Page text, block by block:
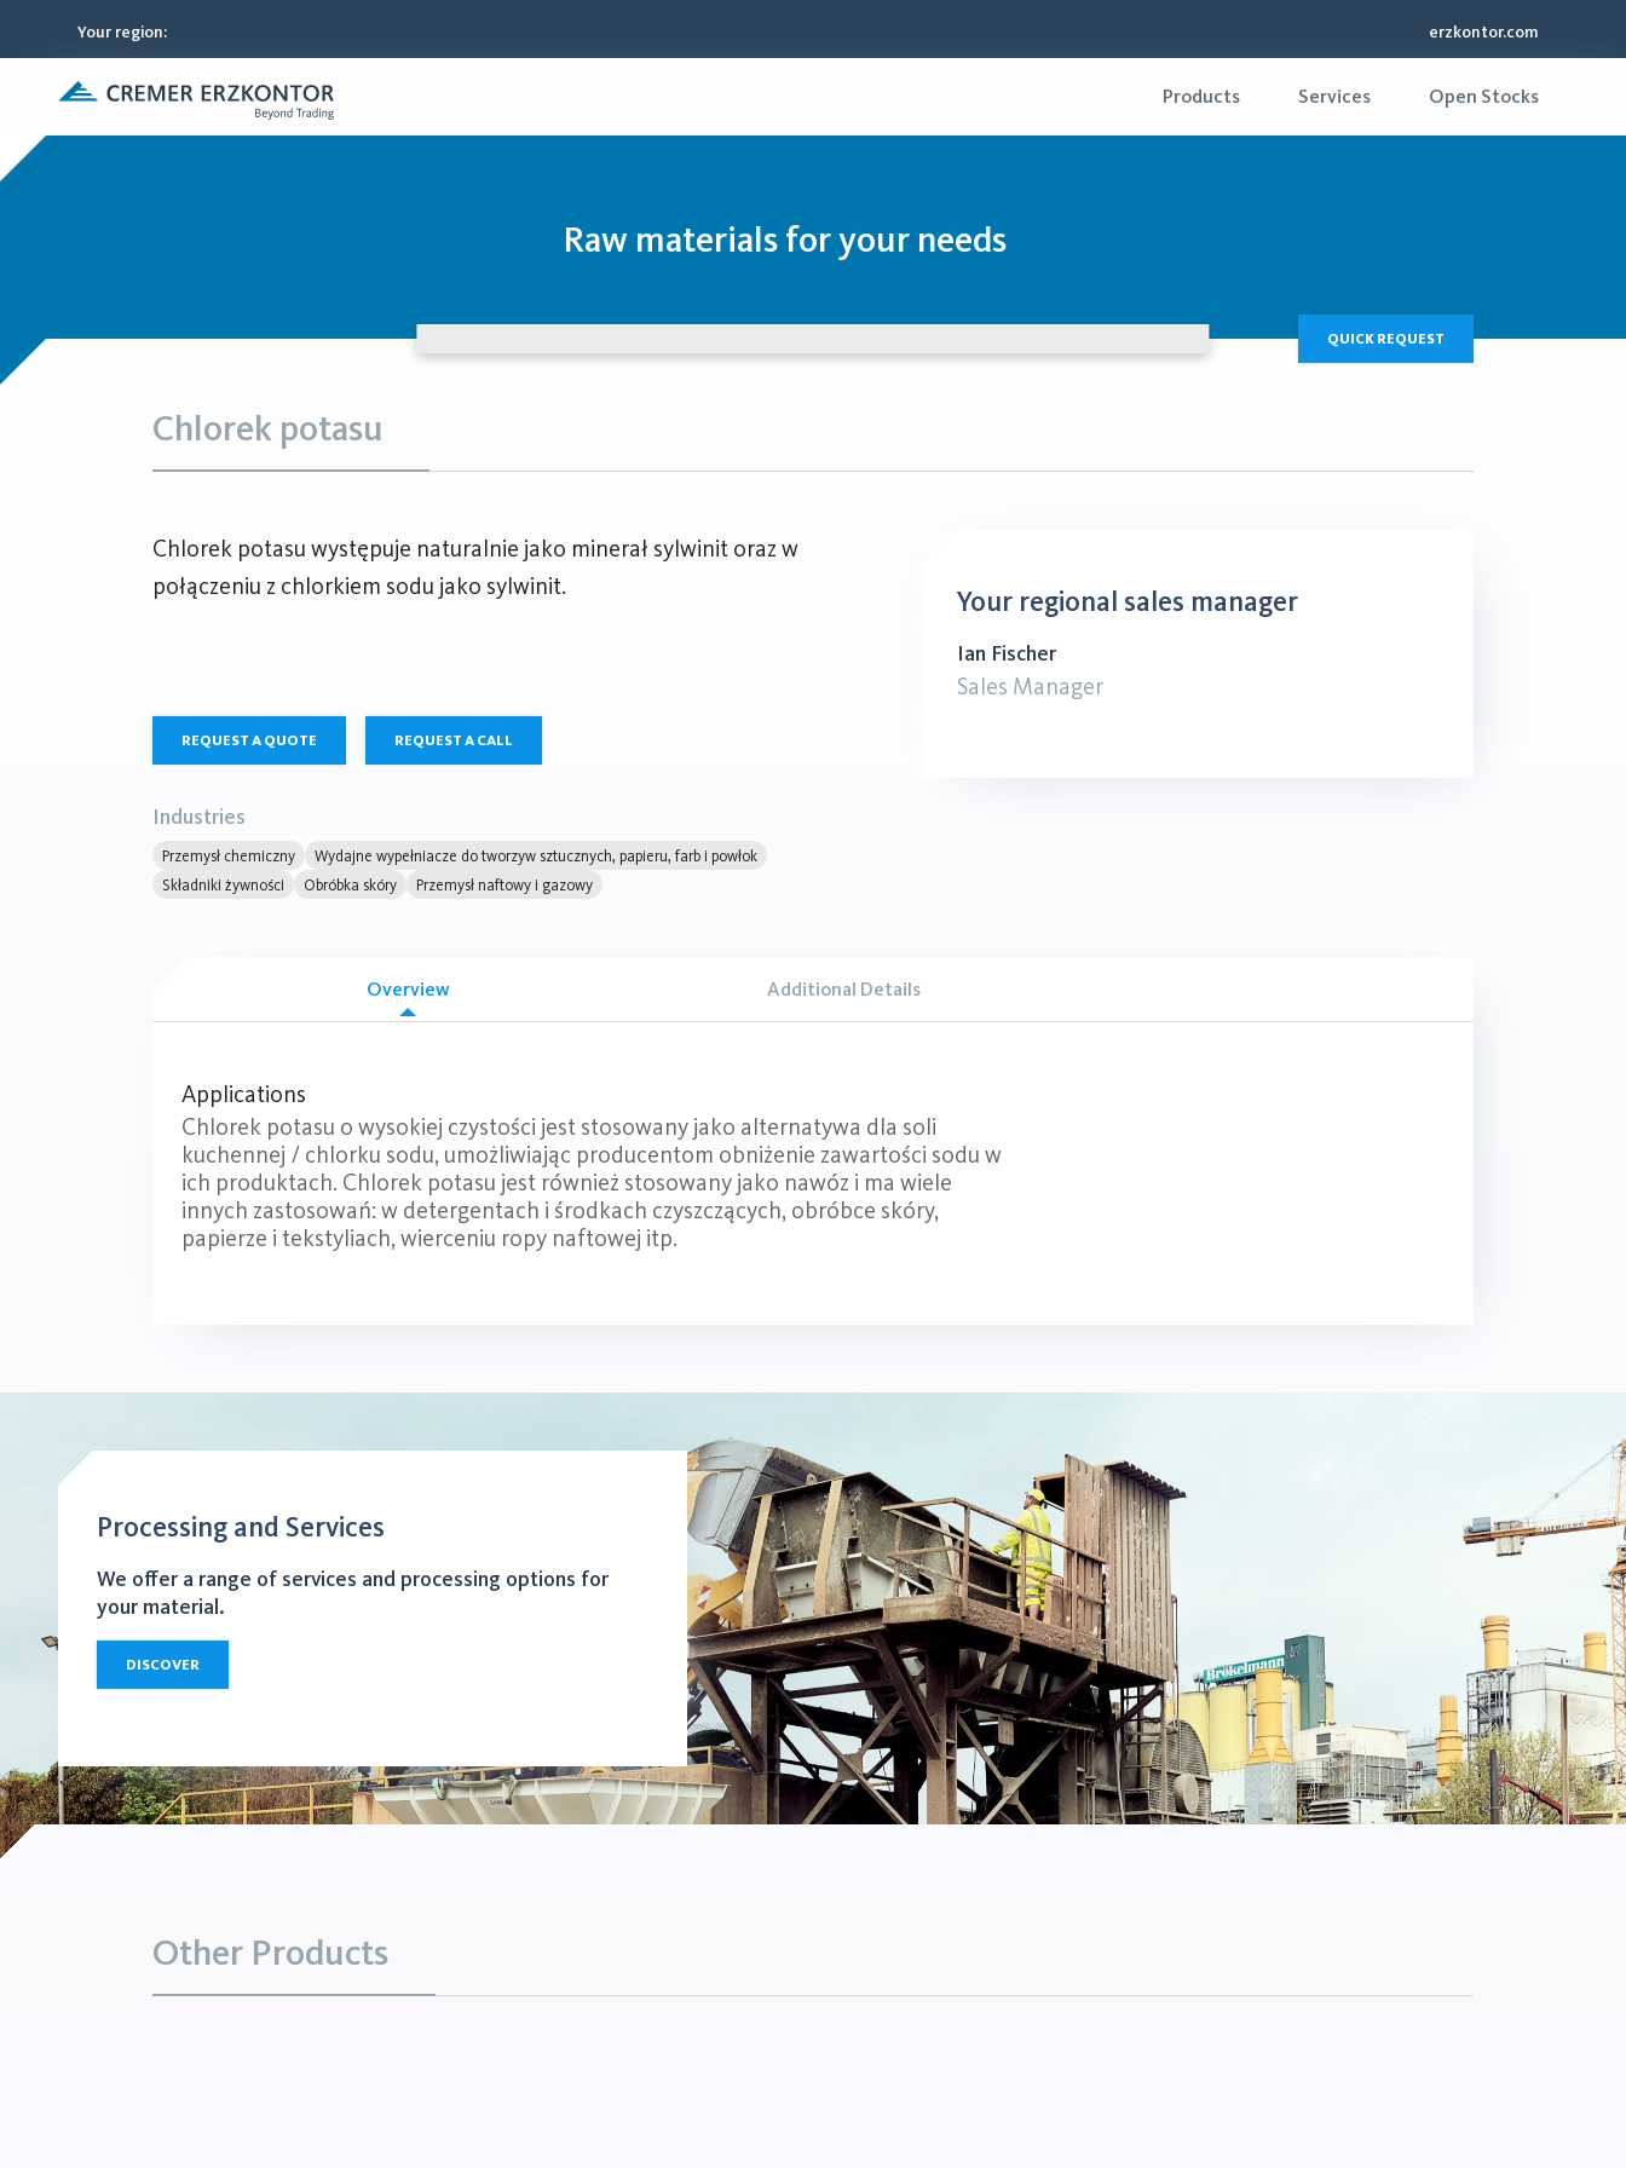
Your region: erzkontor.com
Products Services Open Stocks
Raw materials for your needs
QUICK REQUEST
Chlorek potasu
Chlorek potasu występuje naturalnie jako minerał sylwinit oraz w
połączeniu z chlorkiem sodu jako sylwinit.
REQUEST A QUOTE REQUEST A CALL
Industries
Przemysł chemiczny
Wydajne wypełniacze do tworzyw sztucznych, papieru, farb i powłok
Składniki żywności
Obróbka skóry Przemysł naftowy i gazowy
Your regional sales manager
Ian Fischer
Sales Manager
Overview Additional Details
Applications
Chlorek potasu o wysokiej czystości jest stosowany jako alternatywa dla soli
kuchennej / chlorku sodu, umożliwiając producentom obniżenie zawartości sodu w
ich produktach. Chlorek potasu jest również stosowany jako nawóz i ma wiele
innych zastosowań: w detergentach i środkach czyszczących, obróbce skóry,
papierze i tekstyliach, wierceniu ropy naftowej itp.
Processing and Services
We offer a range of services and processing options for
your material.
DISCOVER
Other Products